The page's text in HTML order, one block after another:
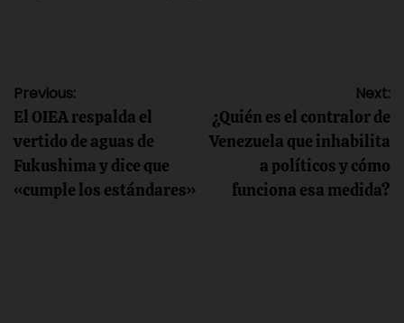
Navegación
de
entradas
Previous:
El OIEA respalda el
vertido de aguas de
Fukushima y dice que
«cumple los estándares»
Next:
¿Quién es el contralor de
Venezuela que inhabilita
a políticos y cómo
funciona esa medida?